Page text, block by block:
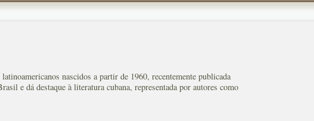
nascidos a partir de 1960, recentemente publicada
e dá destaque à literatura cubana, representada por autores como